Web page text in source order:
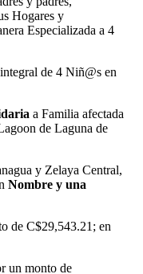
Hogares y
Especializada a 4
de 4 Niñ@s en
a Familia afectada
de Laguna de
y Zelaya Central,
Nombre y una
de C$29,543.21; en
un monto de